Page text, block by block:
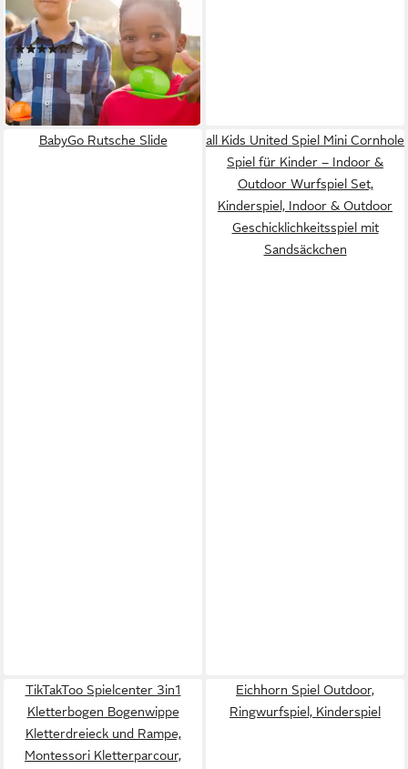
Spielzeug-Gartenset
Kinderparty Spiele 3 in 1 Set
(3)
15,99 € UVP39,99 €
-60%
in 2-3 Werktagen bei dir
BabyGo Rutsche Slide
all Kids United Spiel Mini Cornhole
Spiel für Kinder – Indoor &
Outdoor Wurfspiel Set,
Kinderspiel, Indoor & Outdoor
Geschicklichkeitsspiel mit
Sandsäckchen
TikTakToo Spielcenter 3in1
Kletterbogen Bogenwippe
Kletterdreieck und Rampe,
Montessori Kletterparcour,
Eichhorn Spiel Outdoor,
Ringwurfspiel, Kinderspiel